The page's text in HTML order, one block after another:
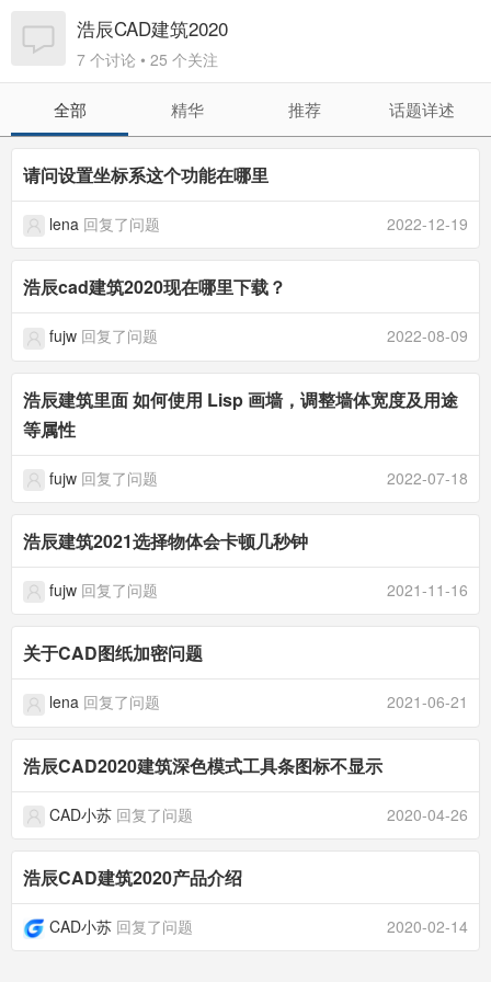
浩辰CAD建筑2020
7 个讨论 • 25 个关注
全部 精华 推荐 话题详述
请问设置坐标系这个功能在哪里
lena 回复了问题 2022-12-19
浩辰cad建筑2020现在哪里下载？
fujw 回复了问题 2022-08-09
浩辰建筑里面 如何使用 Lisp 画墙，调整墙体宽度及用途
等属性
fujw 回复了问题 2022-07-18
浩辰建筑2021选择物体会卡顿几秒钟
fujw 回复了问题 2021-11-16
关于CAD图纸加密问题
lena 回复了问题 2021-06-21
浩辰CAD2020建筑深色模式工具条图标不显示
CAD小苏 回复了问题 2020-04-26
浩辰CAD建筑2020产品介绍
CAD小苏 回复了问题 2020-02-14